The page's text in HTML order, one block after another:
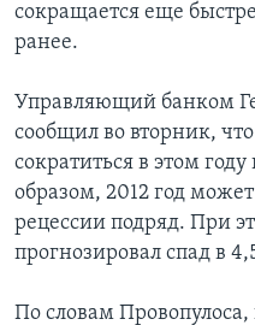
сокращается еще
ранее.
Управляющий банком
сообщил во вторник,
сократиться в этом
образом, 2012 год
рецессии подряд. При
прогнозировал спад в
По словам